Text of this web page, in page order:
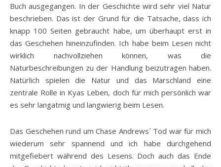
Buch ausgegangen. In der Geschichte wird sehr viel Natur
beschrieben. Das ist der Grund für die Tatsache, dass ich
knapp 100 Seiten gebraucht habe, um überhaupt erst in
das Geschehen hineinzufinden. Ich habe beim Lesen nicht
wirklich nachvollziehen können, was die
Naturbeschreibungen zu der Handlung beizutragen haben.
Natürlich spielen die Natur und das Marschland eine
zentrale Rolle in Kyas Leben, doch für mich persönlich war
es sehr langatmig und langwierig beim Lesen.
Das Geschehen rund um Chase Andrews´ Tod war für mich
wiederum sehr spannend und ich habe durchgehend
mitgefiebert während des Lesens. Doch auch das Ende